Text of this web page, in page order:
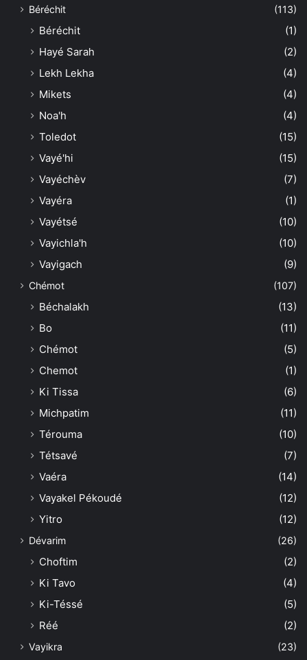
Béréchit (113)
Béréchit
(1)
Hayé Sarah
(2)
Lekh Lekha
(4)
Mikets
(4)
Noa'h
(4)
Toledot
(15)
Vayé'hi
(15)
Vayéchèv
(7)
Vayéra
(1)
Vayétsé
(10)
Vayichla'h
(10)
Vayigach
(9)
Chémot (107)
Béchalakh
(13)
Bo
(11)
Chémot
(5)
Chemot
(1)
Ki Tissa
(6)
Michpatim
(11)
Térouma
(10)
Tétsavé
(7)
Vaéra
(14)
Vayakel Pékoudé
(12)
Yitro
(12)
Dévarim (26)
Choftim
(2)
Ki Tavo
(4)
Ki-Téssé
(5)
Réé
(2)
Vayikra (23)